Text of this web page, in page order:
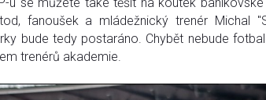
fanoušek a mládežnický trenér Michal
bude tedy postaráno. Chybět nebude
trenérů akademie.